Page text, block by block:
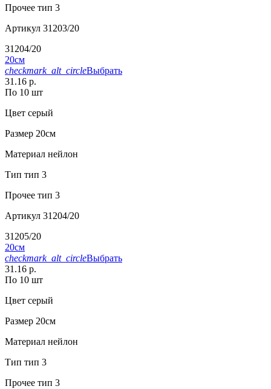
Прочее тип 3
Артикул 31203/20
31204/20
20см
checkmark_alt_circleВыбрать
31.16 р.
По 10 шт
Цвет серый
Размер 20см
Материал нейлон
Тип тип 3
Прочее тип 3
Артикул 31204/20
31205/20
20см
checkmark_alt_circleВыбрать
31.16 р.
По 10 шт
Цвет серый
Размер 20см
Материал нейлон
Тип тип 3
Прочее тип 3